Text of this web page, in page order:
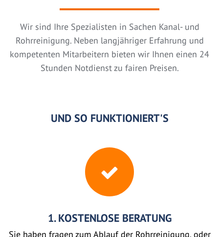
Wir sind Ihre Spezialisten in Sachen Kanal- und
Rohrreinigung. Neben langjähriger Erfahrung und
kompetenten Mitarbeitern bieten wir Ihnen einen 24
Stunden Notdienst zu fairen Preisen.
UND SO FUNKTIONIERT'S
1. KOSTENLOSE BERATUNG
Sie haben fragen zum Ablauf der Rohrreinigung, oder